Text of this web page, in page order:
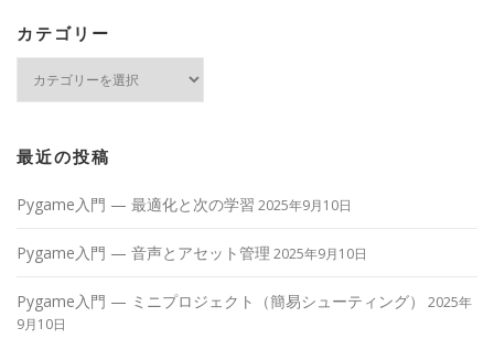
カテゴリー
ー
最近の投稿
Pygame入門 — 最適化と次の学習 2025年9月10日
Pygame入門 — 音声とアセット管理 2025年9月10日
Pygame入門 — ミニプロジェクト（簡易シューティング）
2025年
9月10日